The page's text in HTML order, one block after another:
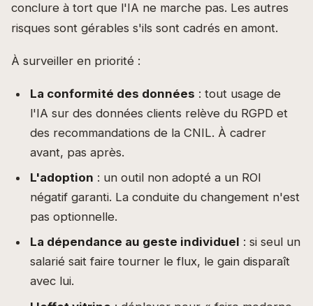
conclure à tort que l'IA ne marche pas. Les autres
risques sont gérables s'ils sont cadrés en amont.
À surveiller en priorité :
La conformité des données : tout usage de
l'IA sur des données clients relève du RGPD et
des recommandations de la CNIL. À cadrer
avant, pas après.
L'adoption : un outil non adopté a un ROI
négatif garanti. La conduite du changement n'est
pas optionnelle.
La dépendance au geste individuel : si seul un
salarié sait faire tourner le flux, le gain disparaît
avec lui.